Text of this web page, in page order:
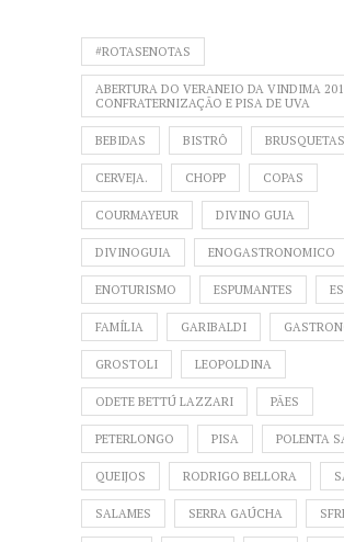
#ROTASENOTAS
ABERTURA DO VERANEIO DA VINDIMA
CONFRATERNIZAÇÃO E PISA DE UVA
BEBIDAS BISTRÔ BRUSQUETAS
CERVEJA. CHOPP COPAS
COURMAYEUR DIVINO GUIA
DIVINOGUIA ENOGASTRONOMICO
ENOTURISMO ESPUMANTES
FAMÍLIA GARIBALDI
GROSTOLI LEOPOLDINA
ODETE BETTÚ LAZZARI PÃES
PETERLONGO PISA POLENTA
QUEIJOS RODRIGO BELLORA
SALAMES SERRA GAÚCHA